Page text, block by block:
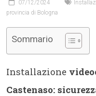
07/12/2024
provincia di Bologna
Sommario
Installazione
Castenaso: